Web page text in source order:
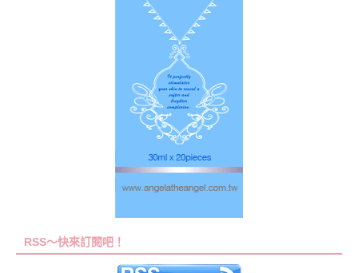
RSS～快來訂閱吧！